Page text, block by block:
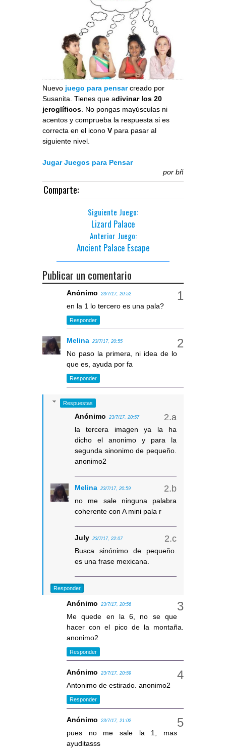
Nuevo juego para pensarcreado por
Susanita. Tienes que adivinar los 20
jeroglíficos . No pongas mayúsculas ni
acentos y comprueba la respuesta si es
correcta en el icono V para pasar al
siguiente nivel.
Jugar Juegos para Pensar
por bñ
Comparte:
Siguiente Juego:
Lizard Palace
Anterior Juego:
Ancient Palace Escape
Publicar un comentario
Anónimo 23/7/17, 20:52
en la 1 lo tercero es una pala?
Responder
Melina 23/7/17, 20:55
No paso la primera, ni idea de lo
que es, ayuda por fa
Responder
Respuestas
Anónimo 23/7/17, 20:57
la tercera imagen ya la ha
dicho el anonimo y para la
segunda sinonimo de pequeño.
anonimo2
Melina 23/7/17, 20:59
no me sale ninguna palabra
coherente con A mini pala r
July 23/7/17, 22:07
Busca sinónimo de pequeño.
es una frase mexicana.
Responder
Anónimo 23/7/17, 20:56
Me quede en la 6, no se que
hacer con el pico de la montaña.
anonimo2
Responder
Anónimo 23/7/17, 20:59
Antonimo de estirado. anonimo2
Responder
Anónimo 23/7/17, 21:02
pues no me sale la 1, mas
ayuditasss